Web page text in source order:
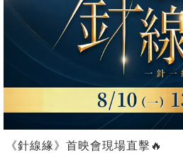
《針線緣》首映會現場直擊🔥